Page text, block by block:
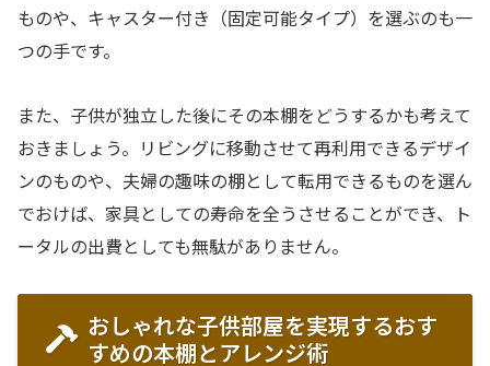
ものや、キャスター付き（固定可能タイプ）を選ぶのも一
つの手です。
また、子供が独立した後にその本棚をどうするかも考えて
おきましょう。リビングに移動させて再利用できるデザイ
ンのものや、夫婦の趣味の棚として転用できるものを選ん
でおけば、家具としての寿命を全うさせることができ、ト
ータルの出費としても無駄がありません。
おしゃれな子供部屋を実現するおす
すめの本棚とアレンジ術